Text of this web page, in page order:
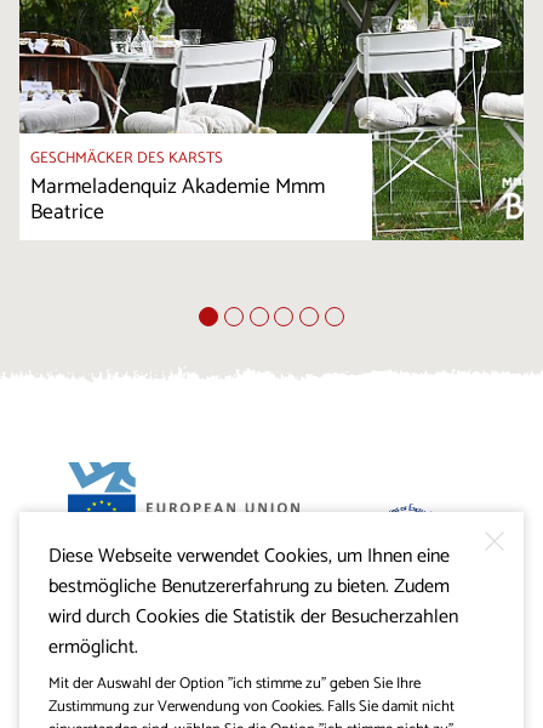
GESCHMÄCKER DES KARSTS
Marmeladenquiz Akademie Mmm
Beatrice
Projekt Visitkras. Die Investition wird von der Republik
Slowenien und von der Europäischen Union aus dem
Europäischen Fonds für regionale Entwicklung
mitfinanziert.
Diese Webseite verwendet Cookies, um Ihnen eine
bestmögliche Benutzererfahrung zu bieten. Zudem
wird durch Cookies die Statistik der Besucherzahlen
ermöglicht.
Mit der Auswahl der Option "ich stimme zu" geben Sie Ihre
Zustimmung zur Verwendung von Cookies. Falls Sie damit nicht